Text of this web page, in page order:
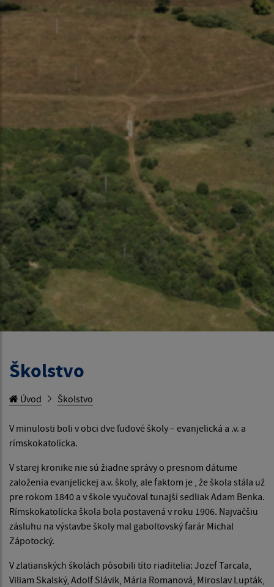
Školstvo
Úvod Školstvo
V minulosti boli v obci dve ľudové školy – evanjelická a .v. a
rímskokatolícka.
V starej kronike nie sú žiadne správy o presnom dátume
založenia evanjelickej a.v. školy, ale faktom je , že škola stála už
pre rokom 1840 a v škole vyučoval tunajší sedliak Adam Benka.
Rímskokatolícka škola bola postavená v roku 1906. Najväčšiu
zásluhu na výstavbe školy mal gaboltovský farár Michal
Zápotocký.
V zlatianských školách pôsobili títo riaditelia: Jozef Tarcala,
Viliam Skalský, Adolf Slávik, Mária Romanová, Miroslav Lupták,